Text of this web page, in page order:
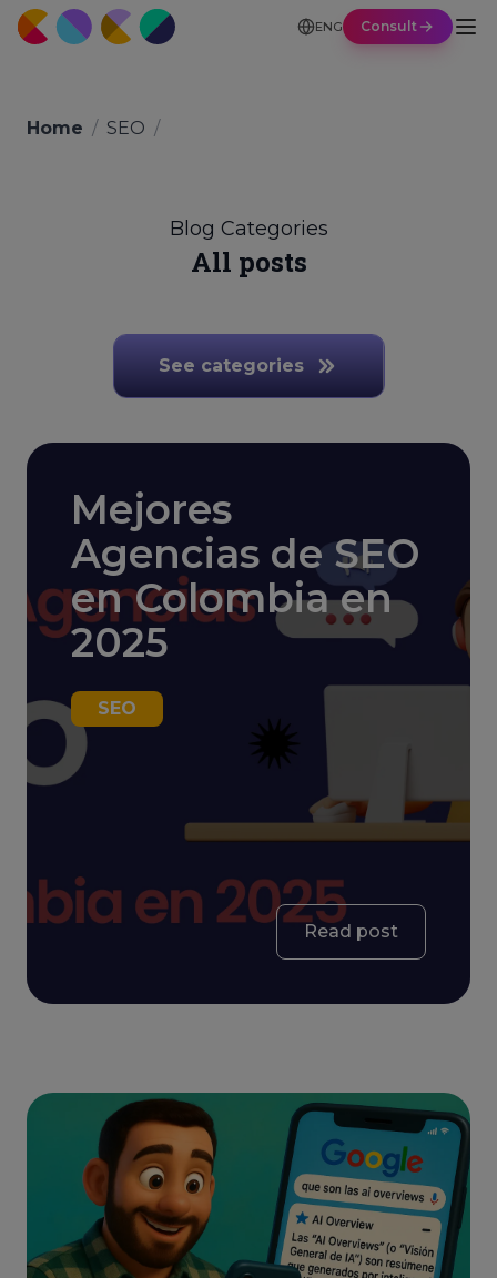
ENG Consult
Home / SEO /
Blog Categories
All posts
See categories
Mejores
Agencias de SEO
en Colombia en
2025
SEO
Read post